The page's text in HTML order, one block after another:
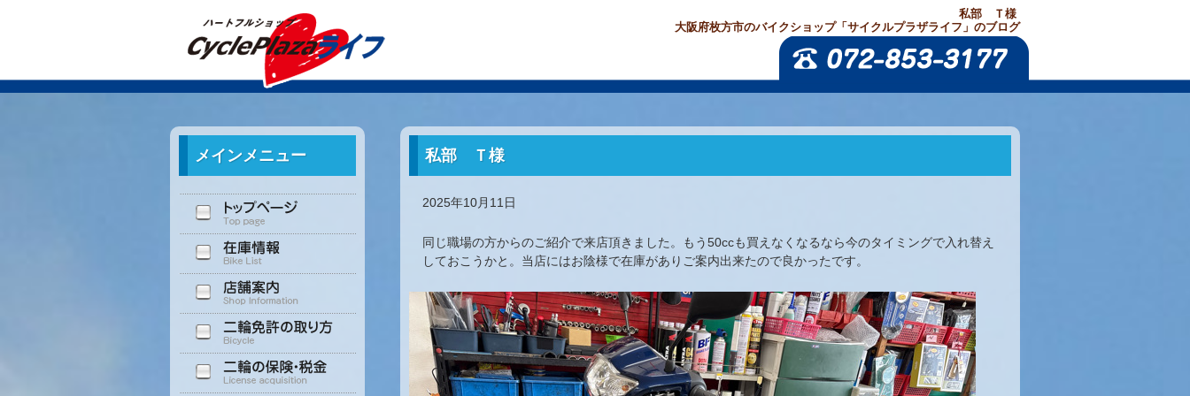
私部 Ｔ様
大阪府枚方市のバイクショップ「サイクルプラザライフ」のブログ
私部 Ｔ様
2025年10月11日
同じ職場の方からのご紹介で来店頂きました。もう50ccも買えなくなるなら今のタイミングで入れ替え
しておこうかと。当店にはお陰様で在庫がありご案内出来たので良かったです。
メインメニュー